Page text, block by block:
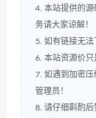
4. 本站提供的
务请大家谅解！
5. 如有链接无法
6. 本站资源价只
7. 如遇到加密
管理员！
8. 请仔细斟酌